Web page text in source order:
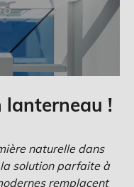
lanterneau !
naturelle dans
solution parfaite à
remplacent